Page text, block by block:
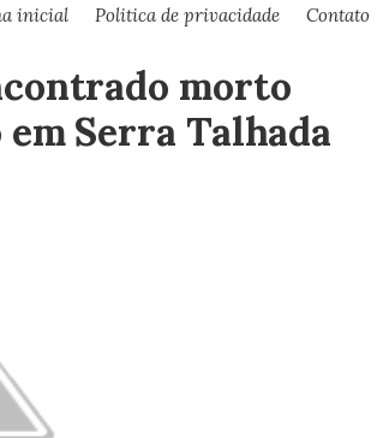
inicial Politica de privacidade Contato
morto
Serra Talhada